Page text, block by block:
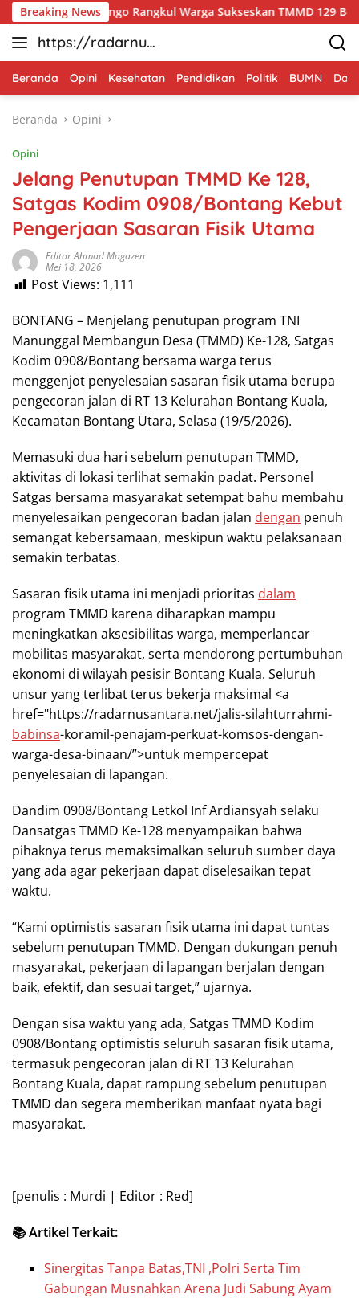
Langsung
ke
konten
Breaking News
Kesongo Rangkul Warga Sukseskan TMMD 129 Bojonegoro
https://radarnus
antara.net
Beranda Opini Kesehatan Pendidikan Politik BUMN
Beranda Opini
Opini
Jelang Penutupan TMMD Ke 128,
Satgas Kodim 0908/Bontang Kebut
Pengerjaan Sasaran Fisik Utama
Editor Ahmad Magazen
Mei 18, 2026
Post Views: 1,111
BONTANG – Menjelang penutupan program TNI
Manunggal Membangun Desa (TMMD) Ke-128, Satgas
Kodim 0908/Bontang bersama warga terus
menggenjot penyelesaian sasaran fisik utama berupa
pengecoran jalan di RT 13 Kelurahan Bontang Kuala,
Kecamatan Bontang Utara, Selasa (19/5/2026).
Memasuki dua hari sebelum penutupan TMMD,
aktivitas di lokasi terlihat semakin padat. Personel
Satgas bersama masyarakat setempat bahu membahu
menyelesaikan pengecoran badan jalan dengan penuh
semangat kebersamaan, meskipun waktu pelaksanaan
semakin terbatas.
Sasaran fisik utama ini menjadi prioritas dalam
program TMMD karena diharapkan mampu
meningkatkan aksesibilitas warga, memperlancar
mobilitas masyarakat, serta mendorong pertumbuhan
ekonomi di wilayah pesisir Bontang Kuala. Seluruh
unsur yang terlibat terus bekerja maksimal <a
href="https://radarnusantara.net/jalis-silahturrahmi-
babinsa-koramil-penajam-perkuat-komsos-dengan-
warga-desa-binaan/”>untuk mempercepat
penyelesaian di lapangan.
Dandim 0908/Bontang Letkol Inf Ardiansyah selaku
Dansatgas TMMD Ke-128 menyampaikan bahwa
pihaknya terus memaksimalkan seluruh sumber daya
yang ada agar pekerjaan dapat diselesaikan tepat
waktu.
“Kami optimistis sasaran fisik utama ini dapat tuntas
sebelum penutupan TMMD. Dengan dukungan penuh
masyarakat, pekerjaan di lapangan berjalan dengan
baik, efektif, dan sesuai target,” ujarnya.
Dengan sisa waktu yang ada, Satgas TMMD Kodim
0908/Bontang optimistis seluruh sasaran fisik utama,
termasuk pengecoran jalan di RT 13 Kelurahan
Bontang Kuala, dapat rampung sebelum penutupan
TMMD dan segera memberikan manfaat nyata bagi
masyarakat.
[penulis : Murdi | Editor : Red]
📚 Artikel Terkait:
Sinergitas Tanpa Batas,TNI ,Polri Serta Tim
Gabungan Musnahkan Arena Judi Sabung Ayam